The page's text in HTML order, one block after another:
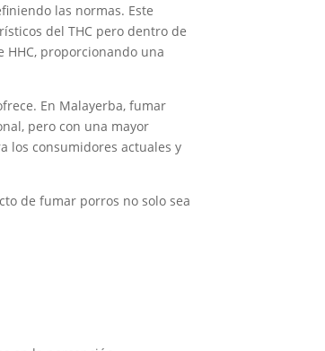
las normas. Este
del THC pero dentro de
proporcionando una
En Malayerba, fumar
pero con una mayor
los consumidores actuales y
de fumar porros no solo sea